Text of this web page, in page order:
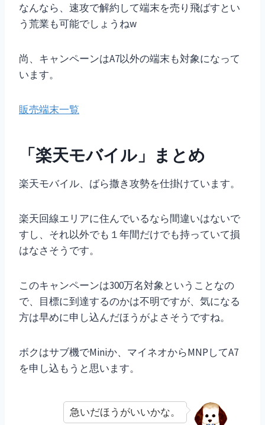
なんなら、速攻で解約して端末を売り飛ばすとい
う荒業も可能でしょうねw
尚、キャンペーンはA7以外の端末も対象になって
います。
販売端末一覧
「楽天モバイル」まとめ
楽天モバイル、ばら撒き攻勢を仕掛けています。
楽天回線エリアに住んでいるなら間違いはないで
すし、それ以外でも１年間だけでも持っていて損
はなさそうです。
このキャンペーンは300万名対象ということなの
で、目標に到達するのかは不明ですが、気になる
方は早めに申し込んだほうがよさそうですね。
ボクはサブ機でMiniか、マイネオからMNPしてA7
を申し込もうと思います。
急いだほうがいいかな。